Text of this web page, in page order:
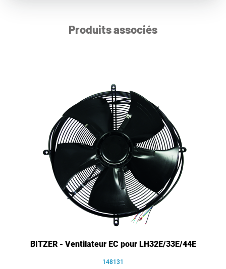
Produits associés
BITZER - Ventilateur EC pour LH32E/33E/44E
148131